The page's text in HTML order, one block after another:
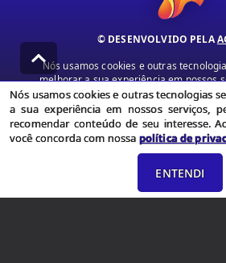
© DESENVOLVIDO PELA
Nós usamos cookies e outras
melhorar a sua experiência em nossos
publicidade e recomendar conteúdo de
nossos serviços, você concorda com
termos de uso.
Política de Privacidade
Nós usamos cookies e outras tecnologias
a sua experiência em nossos serviços,
recomendar conteúdo de seu interesse.
você concorda com nossa política de
ENTENDI